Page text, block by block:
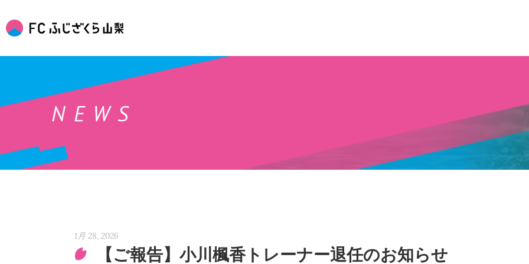
NEWS
1月 28, 2026
【ご報告】小川楓香トレーナー退任のお知らせ